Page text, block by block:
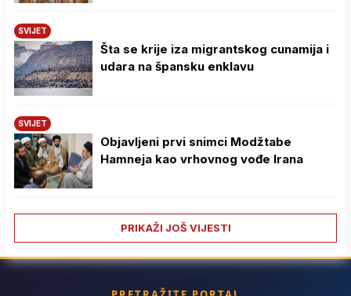
SVIJET
Šta se krije iza migrantskog cunamija i
udara na špansku enklavu
SVIJET
Objavljeni prvi snimci Modžtabe
Hamneja kao vrhovnog vođe Irana
PRIKAŽI JOŠ VIJESTI